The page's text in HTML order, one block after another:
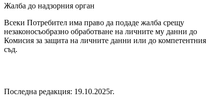
Жалба до надзорния орган
Всеки Потребител има право да подаде жалба срещу
незаконосъобразно обработване на личните му данни до
Комисия за защита на личните данни или до компетентния
съд.
Последна редакция: 19.10.2025г.